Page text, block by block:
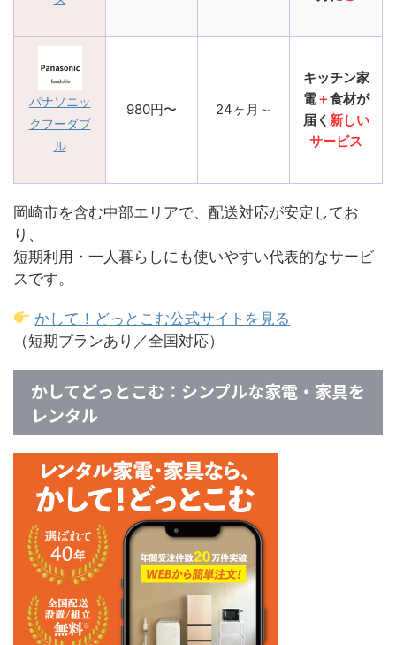
パナソニッ
クフーダブ
ル
980円〜 24ヶ月～
キッチン家
電＋食材が
届く 新しい
サービス
岡崎市を含む中部エリアで、配送対応が安定してお
り、
短期利用・一人暮らしにも使いやすい代表的なサービ
スです。
かして！どっとこむ公式サイトを見る
（短期プランあり／全国対応）
かしてどっとこむ：シンプルな家電・家具を
レンタル